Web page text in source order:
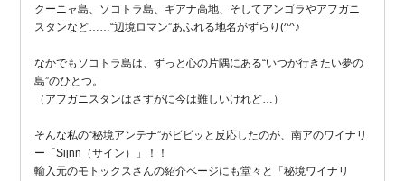
クーニャ島、ソコトラ島、ギアナ高地、そしてアンゴラやアフガニ
スタンなど……“辺境ロマン”あふれる地名がずらり(^^♪
なかでもソコトラ島は、ずっと心の片隅にある“いつか行きたい夢の
島”のひとつ。
（アフガニスタンはさすがに今は難しいけれど…）
そんな私の“秘境アンテナ”がビビッと反応したのが、南アのワイナリ
ー「Sijnn（サイン）」！！
輸入元のモトックスさんの紹介ページにも堂々と「秘境ワイナリ